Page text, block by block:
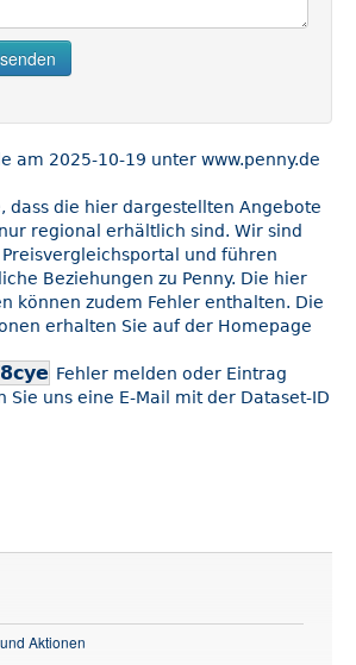
am 2025-10-19 unter www.penny.de
dass die hier dargestellten Angebote
regional erhältlich sind. Wir sind
und führen
Beziehungen zu Penny. Die hier
können zudem Fehler enthalten. Die
erhalten Sie auf der Homepage
Fehler melden oder Eintrag
Sie uns eine E-Mail mit der Dataset-ID
Aktionen